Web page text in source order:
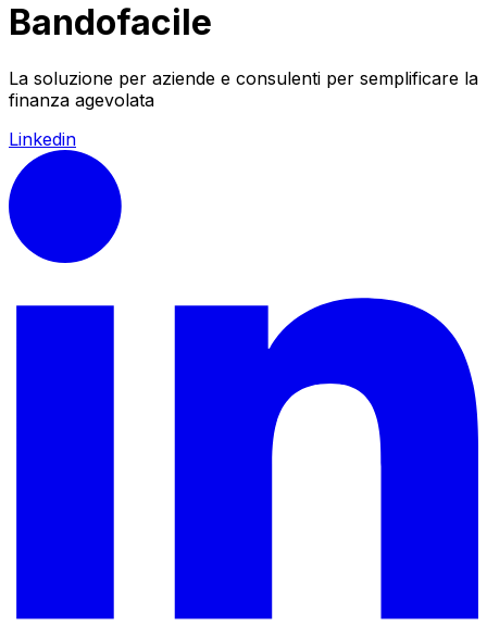
Bandofacile
La soluzione per aziende e consulenti per semplificare la
finanza agevolata
Linkedin